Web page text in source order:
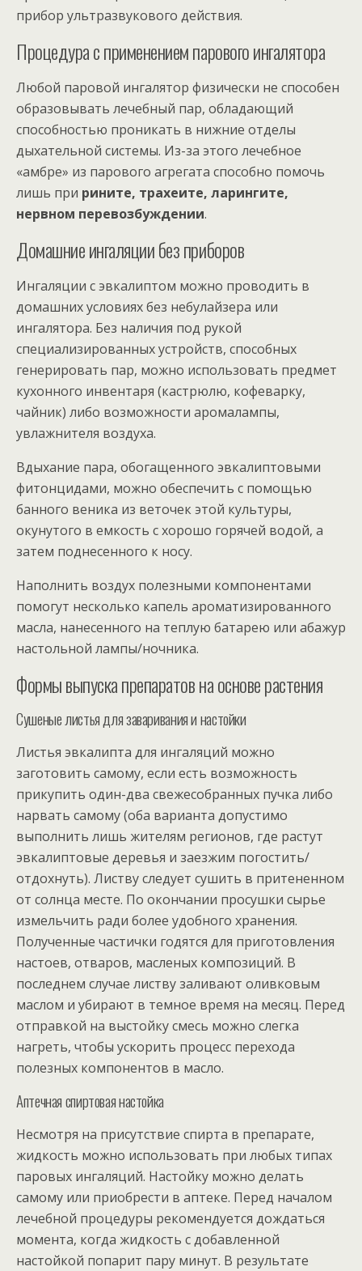
прибор ультразвукового действия.
Процедура с применением парового ингалятора
Любой паровой ингалятор физически не способен
образовывать лечебный пар, обладающий
способностью проникать в нижние отделы
дыхательной системы. Из-за этого лечебное
«амбре» из парового агрегата способно помочь
лишь при рините, трахеите, ларингите,
нервном перевозбуждении.
Домашние ингаляции без приборов
Ингаляции с эвкалиптом можно проводить в
домашних условиях без небулайзера или
ингалятора. Без наличия под рукой
специализированных устройств, способных
генерировать пар, можно использовать предмет
кухонного инвентаря (кастрюлю, кофеварку,
чайник) либо возможности аромалампы,
увлажнителя воздуха.
Вдыхание пара, обогащенного эвкалиптовыми
фитонцидами, можно обеспечить с помощью
банного веника из веточек этой культуры,
окунутого в емкость с хорошо горячей водой, а
затем поднесенного к носу.
Наполнить воздух полезными компонентами
помогут несколько капель ароматизированного
масла, нанесенного на теплую батарею или абажур
настольной лампы/ночника.
Формы выпуска препаратов на основе растения
Сушеные листья для заваривания и настойки
Листья эвкалипта для ингаляций можно
заготовить самому, если есть возможность
прикупить один-два свежесобранных пучка либо
нарвать самому (оба варианта допустимо
выполнить лишь жителям регионов, где растут
эвкалиптовые деревья и заезжим погостить/
отдохнуть). Листву следует сушить в притененном
от солнца месте. По окончании просушки сырье
измельчить ради более удобного хранения.
Полученные частички годятся для приготовления
настоев, отваров, масленых композиций. В
последнем случае листву заливают оливковым
маслом и убирают в темное время на месяц. Перед
отправкой на выстойку смесь можно слегка
нагреть, чтобы ускорить процесс перехода
полезных компонентов в масло.
Аптечная спиртовая настойка
Несмотря на присутствие спирта в препарате,
жидкость можно использовать при любых типах
паровых ингаляций. Настойку можно делать
самому или приобрести в аптеке. Перед началом
лечебной процедуры рекомендуется дождаться
момента, когда жидкость с добавленной
настойкой попарит пару минут. В результате